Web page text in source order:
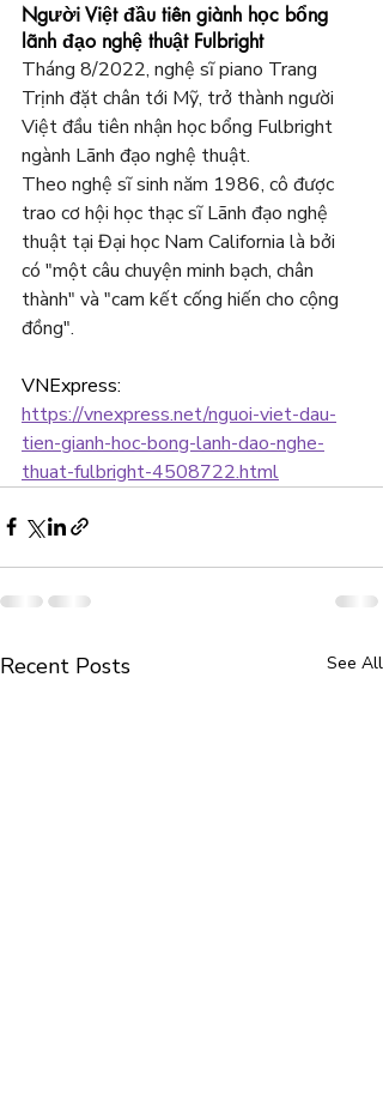
Người Việt đầu tiên giành học bổng
lãnh đạo nghệ thuật Fulbright
Tháng 8/2022, nghệ sĩ piano Trang
Trịnh đặt chân tới Mỹ, trở thành người
Việt đầu tiên nhận học bổng Fulbright
ngành Lãnh đạo nghệ thuật.
Theo nghệ sĩ sinh năm 1986, cô được
trao cơ hội học thạc sĩ Lãnh đạo nghệ
thuật tại Đại học Nam California là bởi
có "một câu chuyện minh bạch, chân
thành" và "cam kết cống hiến cho cộng
đồng".
VNExpress:
https://vnexpress.net/nguoi-viet-dau-
tien-gianh-hoc-bong-lanh-dao-nghe-
thuat-fulbright-4508722.html
Recent Posts See All